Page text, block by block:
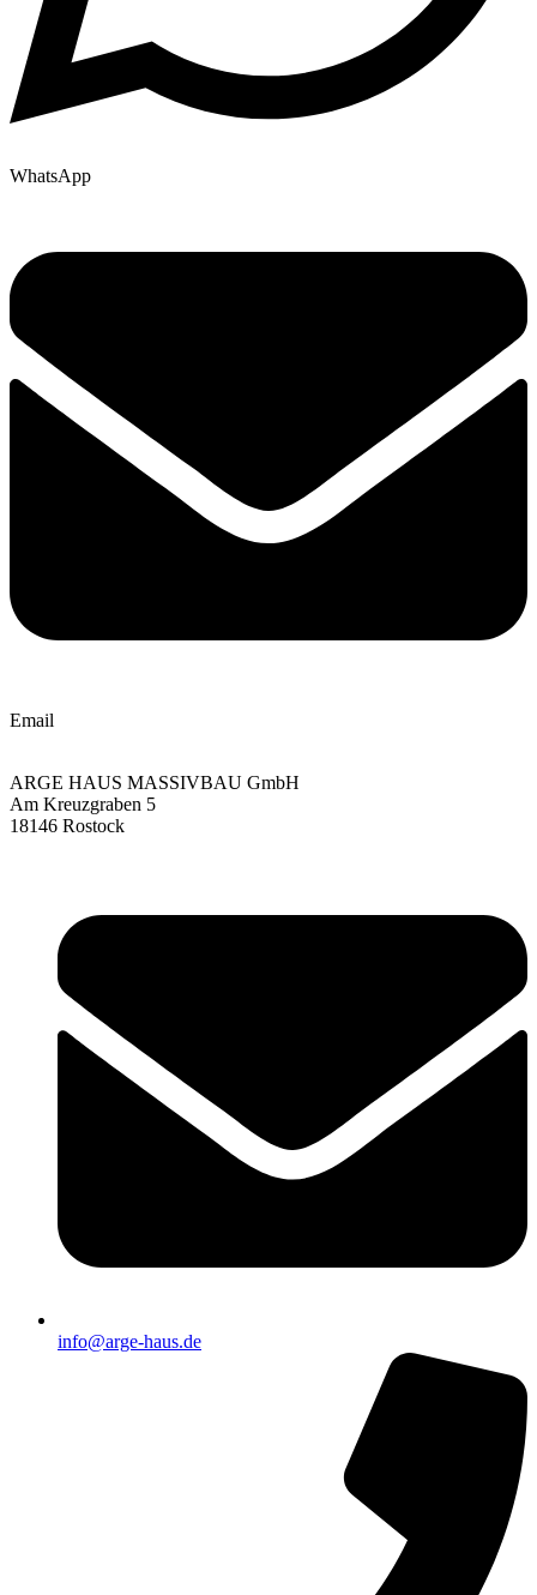
WhatsApp
Email
ARGE HAUS MASSIVBAU GmbH
Am Kreuzgraben 5
18146 Rostock
info@arge-haus.de